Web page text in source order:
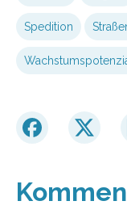
Spedition